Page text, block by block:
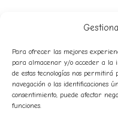
Para ofrecer las mejores
para almacenar y/o acceder a la
de estas tecnologías nos permitirá
navegación o las identificaciones
consentimiento, puede afectar
funciones.
49º 50º 51º 52º
59º
audio